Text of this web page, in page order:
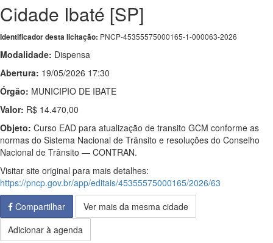
Cidade Ibaté [SP]
Identificador desta licitação: PNCP-45355575000165-1-000063-2026
Modalidade: Dispensa
Abertura: 19/05/2026 17:30
Órgão: MUNICIPIO DE IBATE
Valor: R$ 14.470,00
Objeto: Curso EAD para atualização de transito GCM conforme as
normas do Sistema Nacional de Trânsito e resoluções do Conselho
Nacional de Trânsito — CONTRAN.
Visitar site original para mais detalhes:
https://pncp.gov.br/app/editais/45355575000165/2026/63
Compartilhar
Ver mais da mesma cidade
Adicionar à agenda